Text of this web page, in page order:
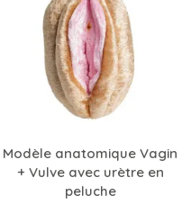
Modèle anatomique Vagin
+ Vulve avec urètre en
peluche